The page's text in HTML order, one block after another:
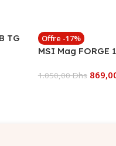
TG Offre -17%
MSI Mag FORGE
1.050,00Dhs